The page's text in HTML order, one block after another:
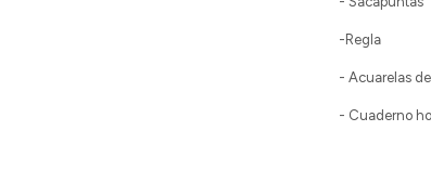
-Regla
- Acuarelas
- Cuaderno